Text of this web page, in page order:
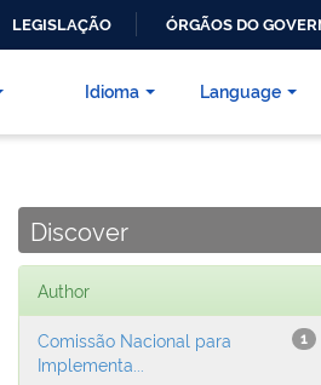
LEGISLAÇÃO ÓRGÃOS DO
Language
Idioma
Discover
Author
1
Comissão Nacional para
Implementa...